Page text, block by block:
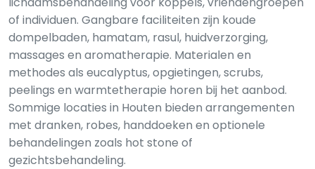
of individuen. Gangbare faciliteiten zijn koude
dompelbaden, hamatam, rasul, huidverzorging,
massages en aromatherapie. Materialen en
methodes als eucalyptus, opgietingen, scrubs,
peelings en warmtetherapie horen bij het aanbod.
Sommige locaties in Houten bieden arrangementen
met dranken, robes, handdoeken en optionele
behandelingen zoals hot stone of
gezichtsbehandeling.